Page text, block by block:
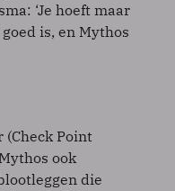
‘Je hoeft maar
is, en Mythos
Point
ook
die